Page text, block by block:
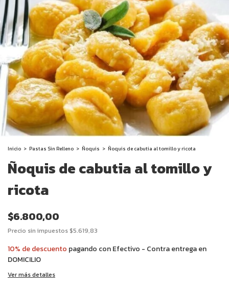
Inicio > Pastas Sin Relleno > Ñoquis > Ñoquis de cabutia al tomillo y ricota
Ñoquis de cabutia al tomillo y
ricota
$6.800,00
Precio sin impuestos$5.619,83
10% de descuento pagando con Efectivo - Contra entrega en
DOMICILIO
Ver más detalles